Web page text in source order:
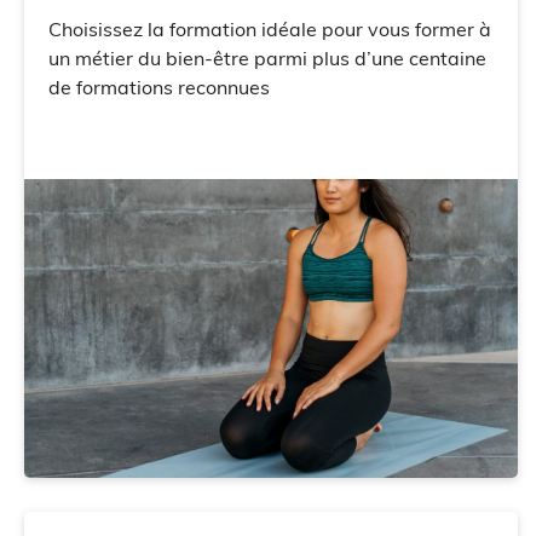
Choisissez la formation idéale pour vous former à
un métier du bien-être parmi plus d’une centaine
de formations reconnues